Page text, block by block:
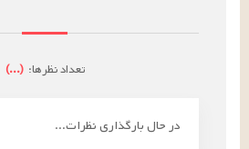
تعداد نظرها: (
...
)
در حال بارگذاری نظرات...